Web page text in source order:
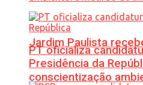
Jardim Paulista
conscientização
PT oficializa
Presidência da